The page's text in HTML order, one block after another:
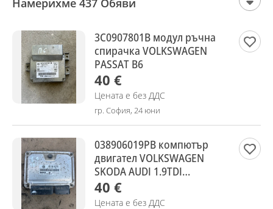
Намерихме 437 Обяви
3C0907801B модул ръчна
спирачка VOLKSWAGEN
PASSAT B6
40 €
Цената е без ДДС
гр. София, 24 юни
038906019PB компютър
двигател VOLKSWAGEN
SKODA AUDI 1.9TDI
0281012920
40 €
Цената е без ДДС